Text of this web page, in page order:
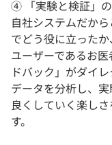
④ 「実験と検証」
自社システムだか
でどう役に立ったか
ユーザーであるお
ドバック」がダイレ
データを分析し、
良くしていく楽し
す。